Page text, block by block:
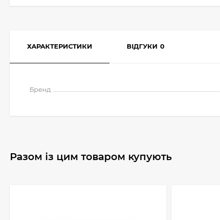
ХАРАКТЕРИСТИКИ ВІДГУКИ 0
Бренд
Разом із цим товаром купують